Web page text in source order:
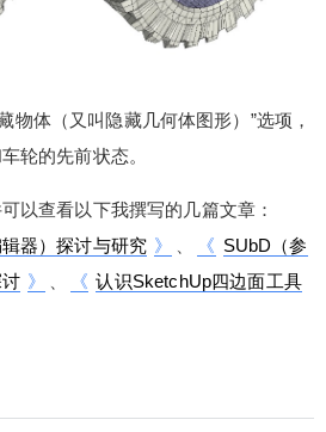
物体（又叫隐藏几何体图形）”选项，
轮的先前状态。
以查看以下我撰写的几篇文章：
器）探讨与研究 》 《 SUbD（参
》 《 认识SketchUp四边面工具